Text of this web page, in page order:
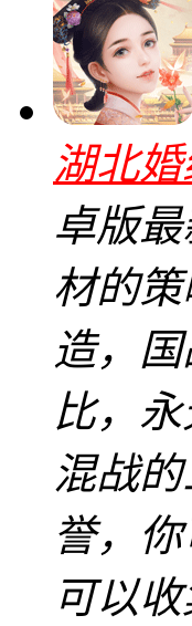
湖北
卓版
材的
造，
比，
混战
誉，
可以